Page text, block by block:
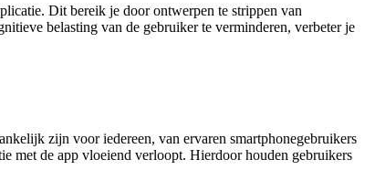
Dit bereik je door ontwerpen te strippen van
belasting van de gebruiker te verminderen, verbeter je
zijn voor iedereen, van ervaren smartphonegebruikers
met de app vloeiend verloopt. Hierdoor houden gebruikers